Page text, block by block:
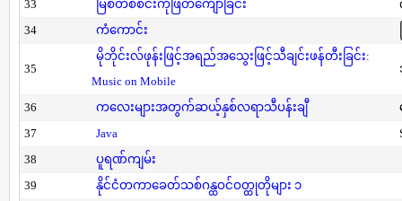
33
မြစ်တစ်စင်းကိုဖြတ်ကျော်ခြင်း
34
ကံကောင်း
35
မိုဘိုင်းလ်ဖုန်းဖြင့်အရည်အသွေးဖြင့်သီချင်းဖန်တီးခြင်း:
Music on Mobile
36 ကလေးများအတွက်ဆယ့်နှစ်လရာသီပန်းချီ
37
Java
38
ပူရဏ်ကျမ်း
39
နိုင်ငံတကာခေတ်သစ်ဂန္ထဝင်ဝတ္ထုတိုများ ၁